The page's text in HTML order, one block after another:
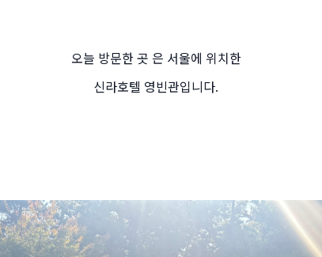
오늘 방문한 곳 은 서울에 위치한
신라호텔 영빈관입니다.